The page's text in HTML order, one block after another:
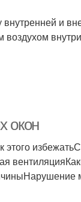
внутренней и
окон
этого